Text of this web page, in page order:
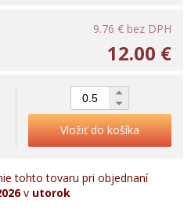
9.76 € bez DPH
12.00 €
Vložiť do košíka
tohto tovaru pri objednaní
v utorok